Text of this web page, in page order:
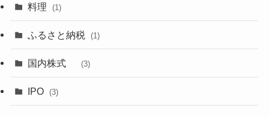
料理 (1)
ふるさと納税 (1)
国内株式 (3)
IPO (3)